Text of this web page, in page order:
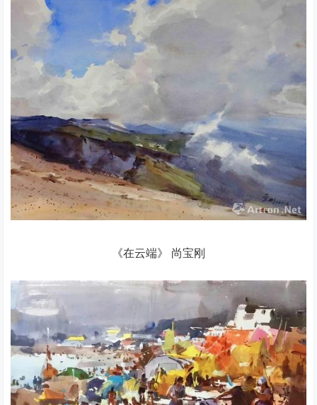
《在云端》 尚宝刚